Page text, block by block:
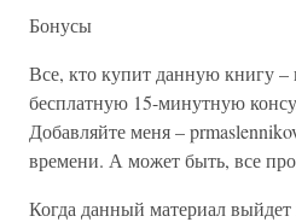
Бонусы
Все, кто купит данную книгу –
бесплатную 15-минутную
Добавляйте меня –
времени. А может быть, все
Когда данный материал